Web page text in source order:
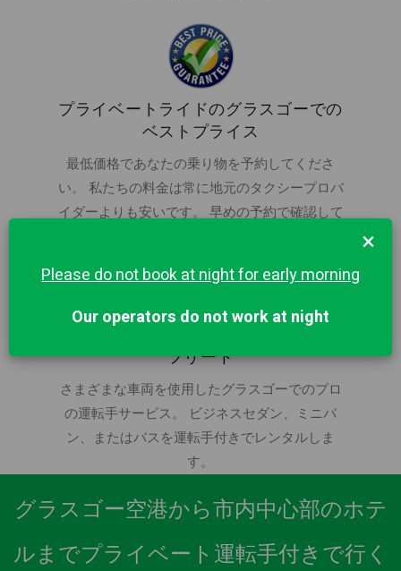
プライベートライドのグラスゴーでの
ベストプライス
最低価格であなたの乗り物を予約してくださ
い。 私たちの料金は常に地元のタクシープロバ
イダーよりも安いです。 早めの予約で確認して
フリート
さまざまな車両を使用したグラスゴーでのプロ
の運転手サービス。 ビジネスセダン、ミニバ
ン、またはバスを運転手付きでレンタルしま
す。
グラスゴー空港から市内中心部のホテ
ルまでプライベート運転手付きで行く
×
Please do not book at night for early morning
Our operators do not work at night